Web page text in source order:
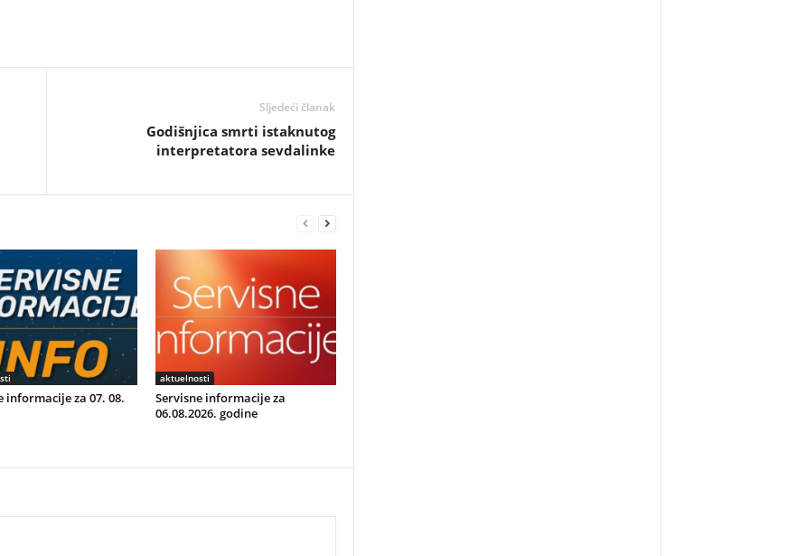
Sljedeći članak
Godišnjica smrti istaknutog
interpretatora sevdalinke
informacije za 07. 08.
aktuelnosti
Servisne informacije za
06.08.2026. godine